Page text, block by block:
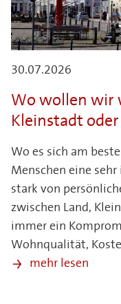
30.07.2026
Wo wollen wir
Kleinstadt
Wo es sich am
Menschen eine
stark von
zwischen Land,
immer ein
Wohnqualität,
mehr lesen